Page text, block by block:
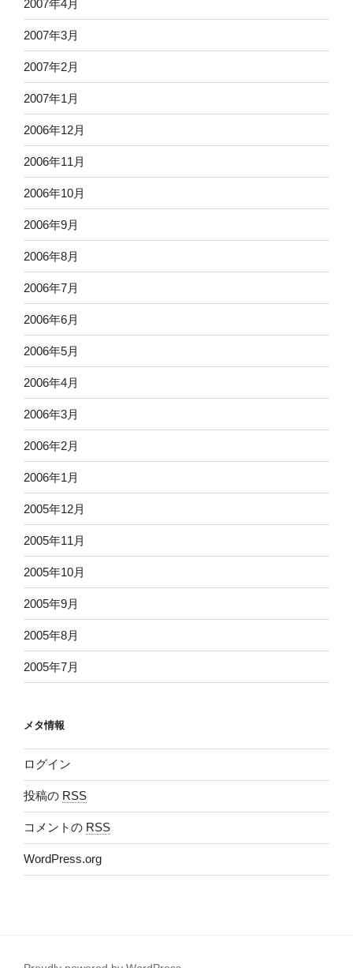
2007年4月
2007年3月
2007年2月
2007年1月
2006年12月
2006年11月
2006年10月
2006年9月
2006年8月
2006年7月
2006年6月
2006年5月
2006年4月
2006年3月
2006年2月
2006年1月
2005年12月
2005年11月
2005年10月
2005年9月
2005年8月
2005年7月
メタ情報
ログイン
投稿の RSS
コメントの RSS
WordPress.org